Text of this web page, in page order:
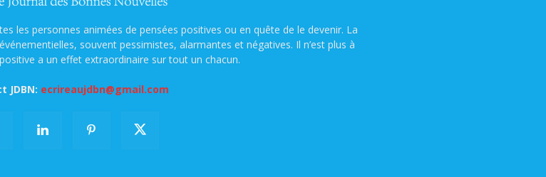
les personnes animées de pensées positives ou en quête de le devenir. La
souvent pessimistes, alarmantes et négatives. Il n’est plus à
a un effet extraordinaire sur tout un chacun.
JDBN: ecrireaujdbn@gmail.com